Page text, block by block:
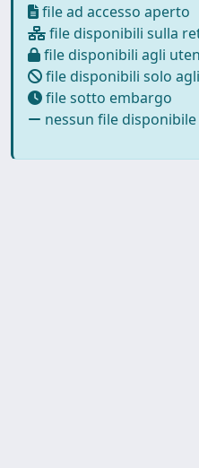
file ad accesso aperto
file disponibili sulla
file disponibili agli
file disponibili solo
file sotto embargo
nessun file disponibile